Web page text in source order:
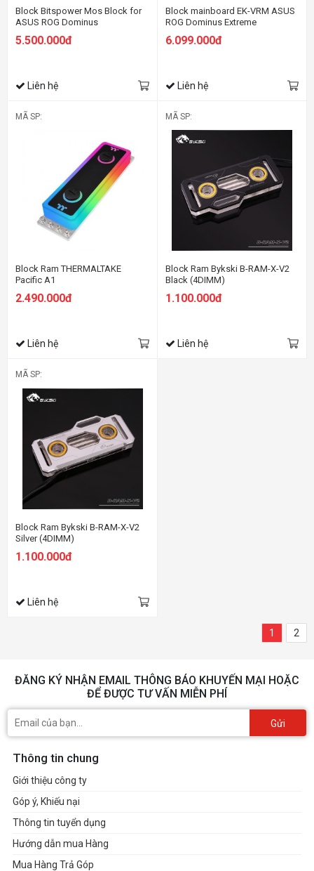
Block Bitspower Mos Block for
ASUS ROG Dominus
Edition）
5.500.000đ
Liên hệ
Block mainboard EK-VRM ASUS
ROG Dominus Extreme
6.099.000đ
Liên hệ
MÃ SP:
Block Ram THERMALTAKE
Pacific A1
2.490.000đ
Liên hệ
MÃ SP:
Block Ram Bykski B-RAM-X-V2
Black (4DIMM)
1.100.000đ
Liên hệ
MÃ SP:
Block Ram Bykski B-RAM-X-V2
Silver (4DIMM)
1.100.000đ
Liên hệ
1 2
ĐĂNG KÝ NHẬN EMAIL THÔNG BÁO KHUYẾN MẠI HOẶC
ĐỂ ĐƯỢC TƯ VẤN MIỄN PHÍ
Gửi
Thông tin chung
Giới thiệu công ty
Góp ý, Khiếu nại
Thông tin tuyển dụng
Hướng dẫn mua Hàng
Mua Hàng Trả Góp